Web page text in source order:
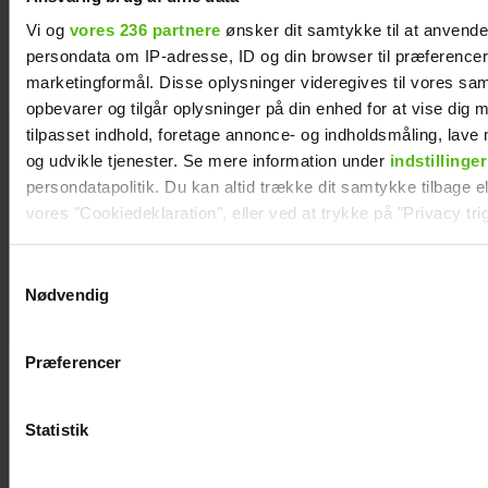
Vi og vores 236 partnere ønsker dit samtykke til at
persondata om IP-adresse, ID og din browser til
marketingformål. Disse oplysninger videregives til vores
opbevarer og tilgår oplysninger på din enhed for at vise dig
tilpasset indhold, foretage annonce- og indholdsmåling, lave
og udvikle tjenester. Se mere information under indstillinger
persondatapolitik. Du kan altid trække dit samtykke tilbage
vores "Cookiedeklaration", eller ved at trykke på "Privacy
Vi anvender egne cookies og cookies fra tredjeparter til at
generere statistik og huske dine præferencer samt til brug
Nødvendig
Præferencer
Statistik
Skanderborg
Janni Ree
afsted for
første gang:
Jeg er nervøs!